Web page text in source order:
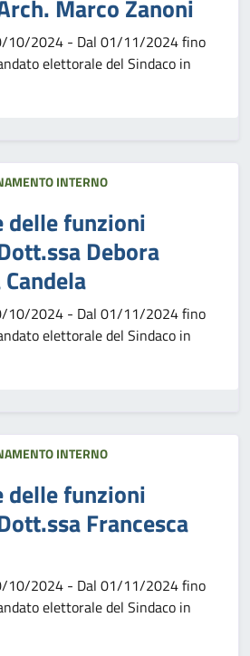
Marco Zanoni
10/2024 - Dal 01/11/2024 fino
elettorale del Sindaco in
INTERNO
funzioni
Debora
10/2024 - Dal 01/11/2024 fino
elettorale del Sindaco in
INTERNO
funzioni
Francesca
10/2024 - Dal 01/11/2024 fino
elettorale del Sindaco in